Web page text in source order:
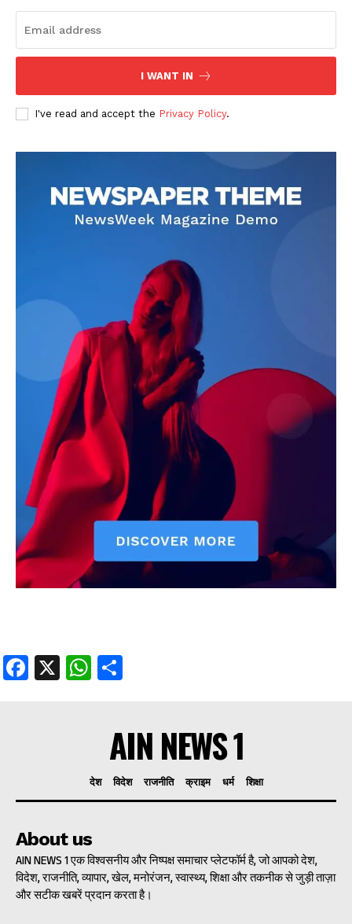
DOWNLOAD NOW
AIN NEWS 1
Contact Us
About Us
Privacy Policy
Terms of Use Agreement
Facebook
X WhatsApp
Share
I WANT IN
I've read and accept the Privacy Policy.
Facebook
X WhatsApp
AIN NEWS 1
देश विदेश राजनीति क्राइम धर्म शिक्षा
About us
AIN NEWS 1 एक विश्वसनीय और निष्पक्ष समाचार प्लेटफॉर्म है, जो आपको देश,
विदेश, राजनीति, व्यापार, खेल, मनोरंजन, स्वास्थ्य, शिक्षा और तकनीक से जुड़ी ताज़ा
और सटीक खबरें प्रदान करता है।